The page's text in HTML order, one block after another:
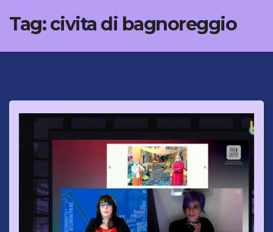
Tag:civita di bagnoreggio